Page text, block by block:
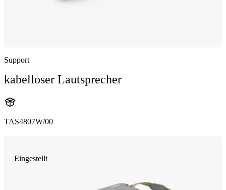
Support
kabelloser Lautsprecher
TAS4807W/00
Eingestellt